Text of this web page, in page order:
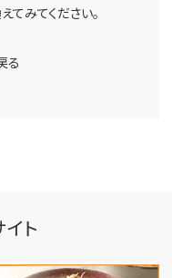
てみてください。
る
ト